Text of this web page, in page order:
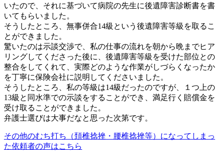
いたので、それに基づいて病院の先生に後遺障害診断書を書
いてもらいました。
そうしたところ、無事併合14級という後遺障害等級を取るこ
とができました。
驚いたのは示談交渉で、私の仕事の流れを朝から晩までヒア
リングしてくださった後に、後遺障害等級を受けた部位との
整合をしてくれて、実際どのような作業がしづらくなったか
を丁寧に保険会社に説明してくださいました。
そうしたところ、私の等級は14級だったのですが、１つ上の
13級と同水準での示談をすることができ、満足行く賠償金を
受け取ることができました。
弁護士選びは大事だなと思った次第です。
その他のむち打ち（頚椎捻挫・腰椎捻挫等）になってしまっ
た依頼者の声はこちら